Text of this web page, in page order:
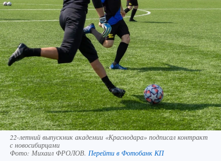
22-летний выпускник академии «Краснодара» подписал контракт
с новосибирцами
Фото: Михаил ФРОЛОВ. Перейти в Фотобанк КП